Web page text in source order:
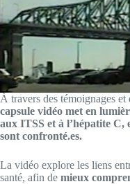
À travers des témoignages
capsule vidéo met en
aux ITSS et à l’hépatite C,
sont confronté.es.
La vidéo explore les liens
santé, afin de mieux